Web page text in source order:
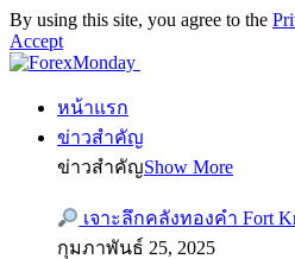
By using this site, you agree to the
Accept
หน้าแรก
ข่าวสำคัญ
ข่าวสำคัญShow More
เจาะลึกคลังทองคำ Fort
กุมภาพันธ์ 25, 2025